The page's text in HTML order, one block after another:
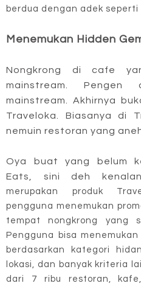
berdua dengan adek seperti
Menemukan Hidden
Nongkrong di cafe
mainstream.
mainstream. Akhirnya
Traveloka. Biasanya di
nemuin restoran yang
Oya buat yang belum
Eats, sini deh
merupakan produk
pengguna menemukan
tempat nongkrong yang
Pengguna bisa
berdasarkan kategori
lokasi, dan banyak kriteria
dari 7 ribu restoran,